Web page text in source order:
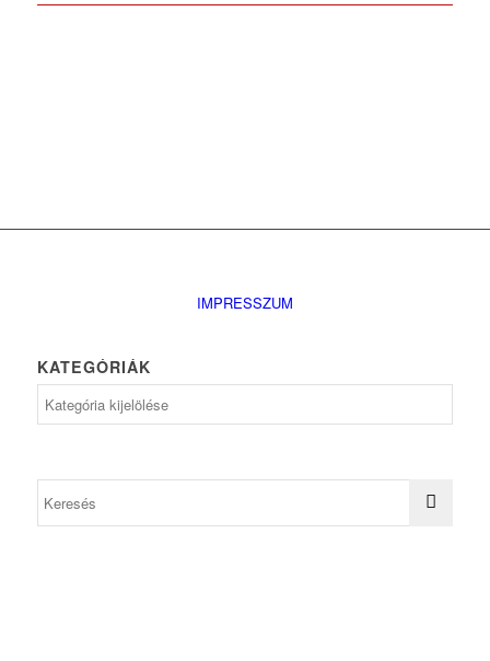
IMPRESSZUM
KATEGÓRIÁK